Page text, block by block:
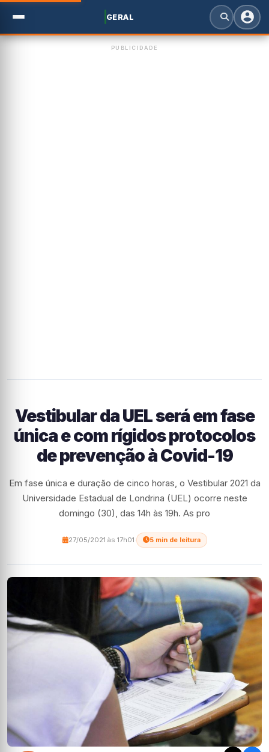
GERAL
PUBLICIDADE
Vestibular da UEL será em fase
única e com rígidos protocolos
de prevenção à Covid-19
Em fase única e duração de cinco horas, o Vestibular 2021 da
Universidade Estadual de Londrina (UEL) ocorre neste
domingo (30), das 14h às 19h. As pro
27/05/2021 às 17h01 5 min de leitura